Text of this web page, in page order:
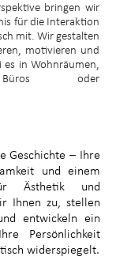
bringen wir
für die Interaktion
mit. Wir gestalten
motivieren und
es in Wohnräumen,
Büros oder
Geschichte – Ihre
und einem
Ästhetik und
Ihnen zu, stellen
entwickeln ein
Persönlichkeit
widerspiegelt.